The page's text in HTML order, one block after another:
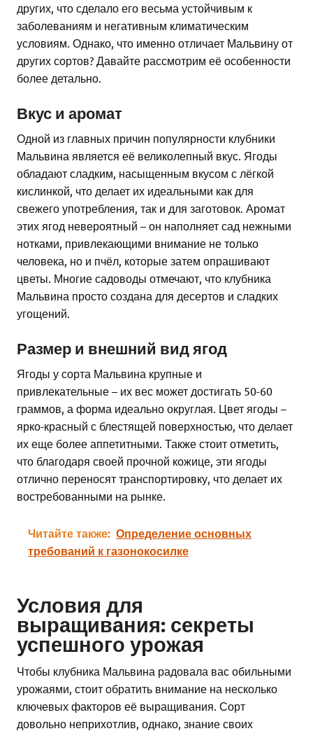
других, что сделало его весьма устойчивым к
заболеваниям и негативным климатическим
условиям. Однако, что именно отличает Мальвину от
других сортов? Давайте рассмотрим её особенности
более детально.
Вкус и аромат
Одной из главных причин популярности клубники
Мальвина является её великолепный вкус. Ягоды
обладают сладким, насыщенным вкусом с лёгкой
кислинкой, что делает их идеальными как для
свежего употребления, так и для заготовок. Аромат
этих ягод невероятный – он наполняет сад нежными
нотками, привлекающими внимание не только
человека, но и пчёл, которые затем опрашивают
цветы. Многие садоводы отмечают, что клубника
Мальвина просто создана для десертов и сладких
угощений.
Размер и внешний вид ягод
Ягоды у сорта Мальвина крупные и
привлекательные – их вес может достигать 50-60
граммов, а форма идеально округлая. Цвет ягоды –
ярко-красный с блестящей поверхностью, что делает
их еще более аппетитными. Также стоит отметить,
что благодаря своей прочной кожице, эти ягоды
отлично переносят транспортировку, что делает их
востребованными на рынке.
Читайте также: Определение основных
требований к газонокосилке
Условия для
выращивания: секреты
успешного урожая
Чтобы клубника Мальвина радовала вас обильными
урожаями, стоит обратить внимание на несколько
ключевых факторов её выращивания. Сорт
довольно неприхотлив, однако, знание своих